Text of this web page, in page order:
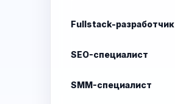
Fullstack-разработчик
SEO-специалист
SMM-специалист